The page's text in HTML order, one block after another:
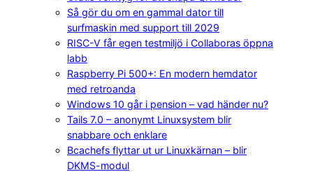
Så gör du om en gammal dator till
surfmaskin med support till 2029
RISC-V får egen testmiljö i Collaboras öppna
labb
Raspberry Pi 500+: En modern hemdator
med retroanda
Windows 10 går i pension – vad händer nu?
Tails 7.0 – anonymt Linuxsystem blir
snabbare och enklare
Bcachefs flyttar ut ur Linuxkärnan – blir
DKMS-modul